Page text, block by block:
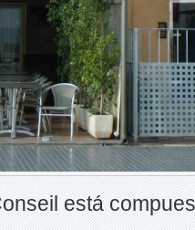
está